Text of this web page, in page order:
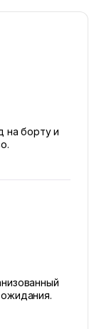
на борту и